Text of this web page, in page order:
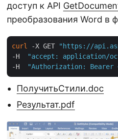
доступ к API
преобразования Word в
curl -X GET
"https://
-H
"accept: application/
-H
"Authorization: Bearer
ПолучитьСтили.doc
Результат.pdf